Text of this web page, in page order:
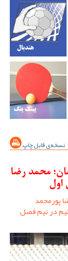
نسخه‌ی قابل چاپ
محمد رضا
اول
پورمحمد
در نیم فصل